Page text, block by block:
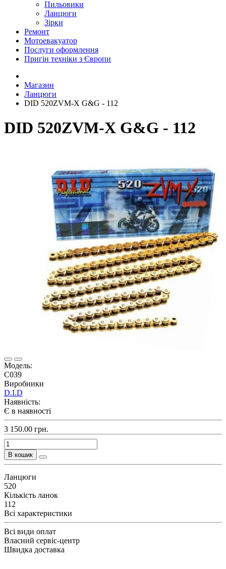
Пильовики
Ланцюги
Зірки
Ремонт
Мотоевакуатор
Послуги оформлення
Пригін техніки з Європи
Магазин
Ланцюги
DID 520ZVM-X G&G - 112
DID 520ZVM-X G&G - 112
Модель:
C039
Виробники
D.I.D
Наявність:
Є в наявності
3 150.00 грн.
В кошик
Ланцюги
520
Кількість ланок
112
Всі характеристики
Всі види оплат
Власний сервіс-центр
Швидка доставка